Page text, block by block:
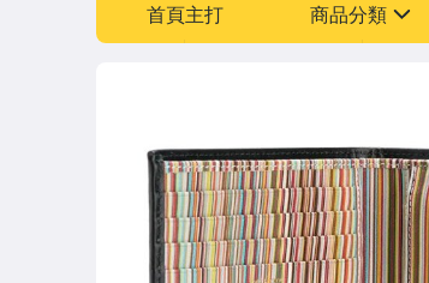
首頁主打 商品分類
居家、家具與園藝
男性精品與服飾
女裝與服飾配件